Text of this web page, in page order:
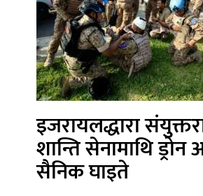
इजरायलद्धारा
शान्ति सेनामाथि
सैनिक घाइते